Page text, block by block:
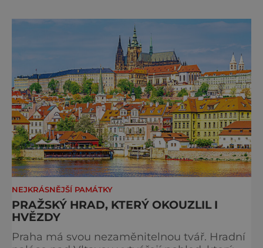
večer plný historie, hudby, tajemství i
dobrodružství pro malé i velké návštěvníky.
Málokdo ví, že dnešní kos
NEJKRÁSNĚJŠÍ PAMÁTKY
PRAŽSKÝ HRAD, KTERÝ OKOUZLIL I
HVĚZDY
Praha má svou nezaměnitelnou tvář. Hradní